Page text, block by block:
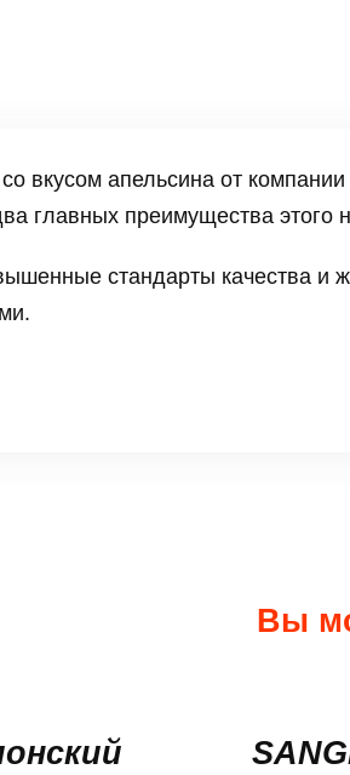
вкусом апельсина от
главных преимущества этого
стандарты качества и
Вы